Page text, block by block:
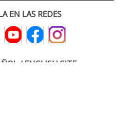
EN LAS REDES
/ ENGLISH SITE